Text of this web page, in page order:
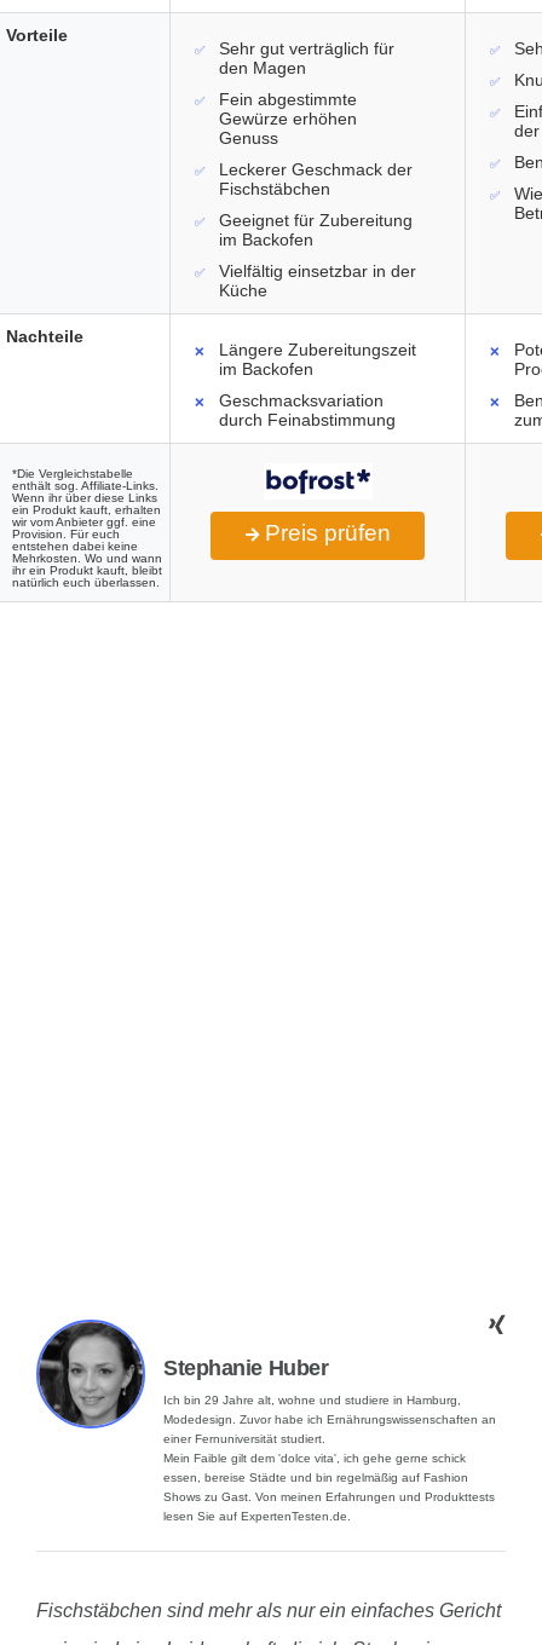
Sehr gut verträglich für
den Magen
Fein abgestimmte
Gewürze erhöhen
Genuss
Leckerer Geschmack der
Fischstäbchen
Geeignet für Zubereitung
im Backofen
Vielfältig einsetzbar in der
Küche
Längere Zubereitungszeit
im Backofen
Geschmacksvariation
durch Feinabstimmung
Preis prüfen
Vorteile
Nachteile
*Die Vergleichstabelle
enthält sog. Affiliate-Links.
Wenn ihr über diese Links
ein Produkt kauft, erhalten
wir vom Anbieter ggf. eine
Provision. Für euch
entstehen dabei keine
Mehrkosten. Wo und wann
ihr ein Produkt kauft, bleibt
natürlich euch überlassen.
Stephanie Huber
Ich bin 29 Jahre alt, wohne und studiere in Hamburg,
Modedesign. Zuvor habe ich Ernährungswissenschaften an
einer Fernuniversität studiert.
Mein Faible gilt dem 'dolce vita', ich gehe gerne schick
essen, bereise Städte und bin regelmäßig auf Fashion
Shows zu Gast. Von meinen Erfahrungen und Produkttests
lesen Sie auf ExpertenTesten.de.
Fischstäbchen sind mehr als nur ein einfaches Gericht